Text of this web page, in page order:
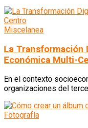
Miscelanea
La Transformación
Económica Multi-
En el contexto
organizaciones del
Fotografía